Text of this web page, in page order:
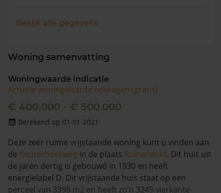
Bekijk alle gegevens
Woning samenvatting
Woningwaarde indicatie
Actuele woningwaarde opvragen (gratis)
€ 400.000 - € 500.000
Berekend op 01-01-2021
Deze zeer ruime vrijstaande woning kunt u vinden aan
de Keuterhoekweg in de plaats Ruinerwold. Dit huis uit
de jaren dertig is gebouwd in 1930 en heeft
energielabel D. Dit vrijstaande huis staat op een
perceel van 3398 m2 en heeft zo’n 3249 vierkante